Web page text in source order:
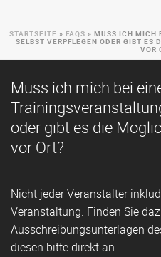
STARTSEITE » FAQS » MUSS ICH MICH
SELBST VERPFLEGEN ODER GIBT ES
VOR
Muss ich mich bei
oder gibt es die
vor Ort?
Nicht jeder Veranstalter
Veranstaltung. Finden Sie
Ausschreibungsunterlagen
diesen bitte direkt an.